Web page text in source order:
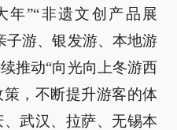
年”“非遗文创产品展
子游、银发游、本地游
推动“向光向上冬游西
，不断提升游客的体
武汉、拉萨、无锡本